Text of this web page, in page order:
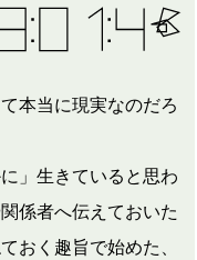
本当に現実なのだろ
」生きていると思わ
係者へ伝えておいた
おく趣旨で始めた、